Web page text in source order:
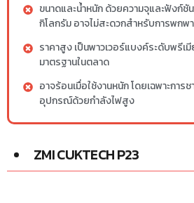
ขนาดและน้ำหนัก ด้วยความจุและฟังก์ชั
กิโลกรัม อาจไม่สะดวกสำหรับการพกพ
ราคาสูง เป็นพาวเวอร์แบงค์ระดับพรีเ
มาตรฐานในตลาด
อาจร้อนเมื่อใช้งานหนัก โดยเฉพาะกา
อุปกรณ์ด้วยกำลังไฟสูง
ZMI CUKTECH P23